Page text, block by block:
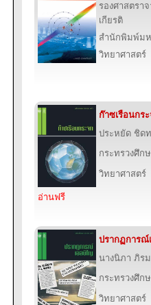
รองศาสตรา
เกียรติ
สำนักพิมพ์มห
วิทยาศาสตร์
ก๊าซเรือนกร
ประหยัด ชิด
กระทรวงศึก
วิทยาศาสตร์
อ่านฟรี
ปรากฏการณ์
นางนิภา ภิร
กระทรวงศึก
วิทยาศาสตร์